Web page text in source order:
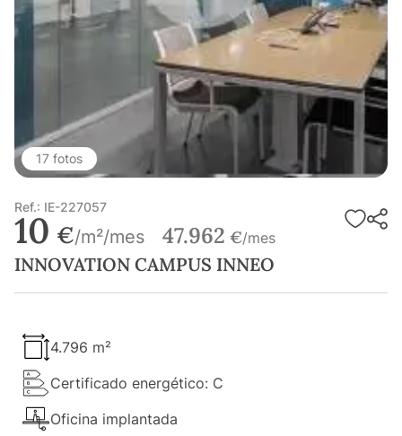
17 fotos
Ref.: IE-227057
10 €/m²/mes 47.962 €/mes
INNOVATION CAMPUS INNEO
4.796 m²
Certificado energético: C
Oficina implantada